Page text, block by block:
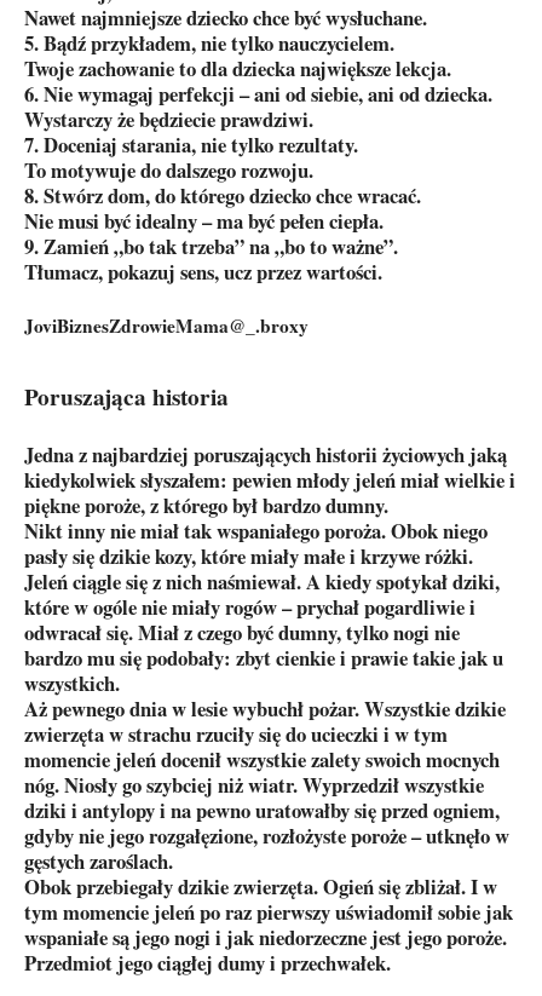
Nawet najmniejsze dziecko chce być wysłuchane.
5. Bądź przykładem, nie tylko nauczycielem.
Twoje zachowanie to dla dziecka największe lekcja.
6. Nie wymagaj perfekcji – ani od siebie, ani od dziecka.
Wystarczy że będziecie prawdziwi.
7. Doceniaj starania, nie tylko rezultaty.
To motywuje do dalszego rozwoju.
8. Stwórz dom, do którego dziecko chce wracać.
Nie musi być idealny – ma być pełen ciepła.
9. Zamień „bo tak trzeba” na „bo to ważne”.
Tłumacz, pokazuj sens, ucz przez wartości.
JoviBiznesZdrowieMama@_.broxy
Poruszająca historia
Jedna z najbardziej poruszających historii życiowych jaką
kiedykolwiek słyszałem: pewien młody jeleń miał wielkie i
piękne poroże, z którego był bardzo dumny.
Nikt inny nie miał tak wspaniałego poroża. Obok niego
pasły się dzikie kozy, które miały małe i krzywe różki.
Jeleń ciągle się z nich naśmiewał. A kiedy spotykał dziki,
które w ogóle nie miały rogów – prychał pogardliwie i
odwracał się. Miał z czego być dumny, tylko nogi nie
bardzo mu się podobały: zbyt cienkie i prawie takie jak u
wszystkich.
Aż pewnego dnia w lesie wybuchł pożar. Wszystkie dzikie
zwierzęta w strachu rzuciły się do ucieczki i w tym
momencie jeleń docenił wszystkie zalety swoich mocnych
nóg. Niosły go szybciej niż wiatr. Wyprzedził wszystkie
dziki i antylopy i na pewno uratowałby się przed ogniem,
gdyby nie jego rozgałęzione, rozłożyste poroże – utknęło w
gęstych zaroślach.
Obok przebiegały dzikie zwierzęta. Ogień się zbliżał. I w
tym momencie jeleń po raz pierwszy uświadomił sobie jak
wspaniałe są jego nogi i jak niedorzeczne jest jego poroże.
Przedmiot jego ciągłej dumy i przechwałek.